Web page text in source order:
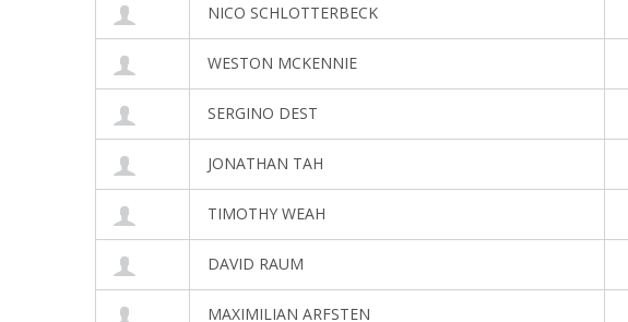
NICO SCHLOTTERBECK
WESTON MCKENNIE
SERGINO DEST
JONATHAN TAH
TIMOTHY WEAH
DAVID RAUM
MAXIMILIAN ARFSTEN